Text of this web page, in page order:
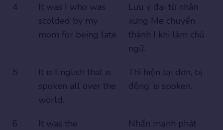
4
It was I who was
scolded by my
mom for being late.
Lưu ý đại từ nhân
xưng Me chuyển
thành I khi làm chủ
ngữ.
5
It is English that is
spoken all over the
world.
Thì hiện tại đơn, bị
động: is spoken.
6
It was the
Nhấn mạnh phát